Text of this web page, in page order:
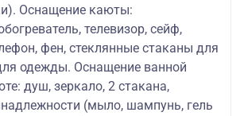
Оснащение каюты:
телевизор, сейф,
фен, стеклянные стаканы для
одежды. Оснащение ванной
душ, зеркало, 2 стакана,
(мыло, шампунь, гель